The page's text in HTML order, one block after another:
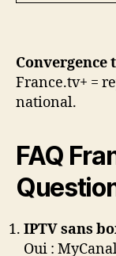
Convergence
France.tv+ =
national.
FAQ
IPTV sans
Oui :